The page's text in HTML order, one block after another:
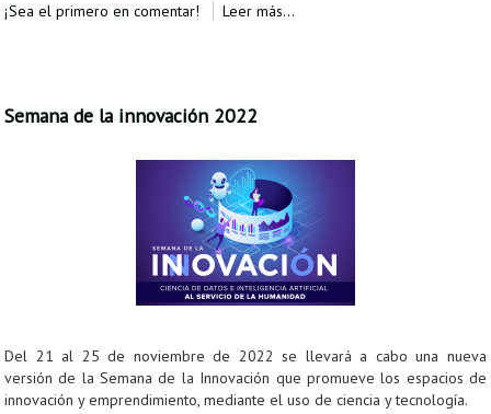
¡Sea el primero en comentar! Leer más...
Semana de la innovación 2022
Del 21 al 25 de noviembre de 2022 se llevará a cabo una nueva
versión de la Semana de la Innovación que promueve los espacios de
innovación y emprendimiento, mediante el uso de ciencia y tecnología.